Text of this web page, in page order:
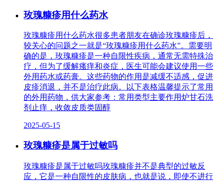
玫瑰糠疹用什么药水
玫瑰糠疹用什么药水很多患者朋友在确诊玫瑰糠疹后，
较关心的问题之一就是“玫瑰糠疹用什么药水”。需要明
确的是，玫瑰糠疹是一种自限性疾病，通常无需特殊治
疗，但为了缓解瘙痒和炎症，医生可能会建议使用一些
外用药水或药膏。这些药物的作用是减缓不适感，促进
皮疹消退，并不是治疗此病。以下表格温馨提示了常用
的外用药物，供大家参考：常用类型主要作用炉甘石洗
剂止痒，收敛皮质类固醇
2025-05-15
玫瑰糠疹是属于过敏吗
玫瑰糠疹是属于过敏吗玫瑰糠疹并不是典型的过敏反
应，它是一种自限性的皮肤病，也就是说，即使不进行